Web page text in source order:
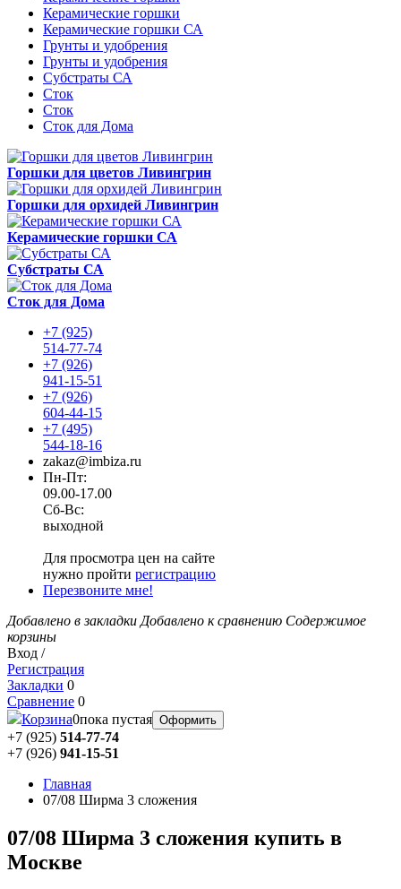
Керамические горшки
Керамические горшки СА
Грунты и удобрения
Грунты и удобрения
Субстраты СА
Сток
Сток
Сток для Дома
Горшки для цветов Ливингрин
Горшки для орхидей Ливингрин
Керамические горшки СА
Субстраты СА
Сток для Дома
+7 (925)
514-77-74
+7 (926)
941-15-51
+7 (926)
604-44-15
+7 (495)
544-18-16
zakaz@imbiza.ru
Пн-Пт:
09.00-17.00
Сб-Вс:
выходной
Для просмотра цен на сайте
нужно пройти регистрацию
Перезвоните мне!
Добавлено в закладки Добавлено к сравнению Содержимое
корзины
Вход /
Регистрация
Закладки 0
Сравнение 0
Корзина0пока пустая Оформить
+7 (925) 514-77-74
+7 (926) 941-15-51
Главная
07/08 Ширма 3 сложения
07/08 Ширма 3 сложения купить в
Москве